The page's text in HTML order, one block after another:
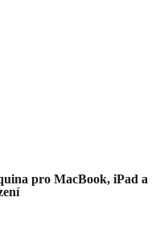
pro MacBook, iPad a